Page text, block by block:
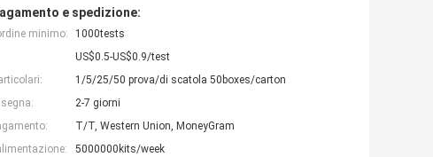
e spedizione:
minimo:
1000tests
US$0.5-US$0.9/test
1/5/25/50 prova/di scatola 50boxes/carton
2-7 giorni
T/T, Western Union, MoneyGram
5000000kits/week